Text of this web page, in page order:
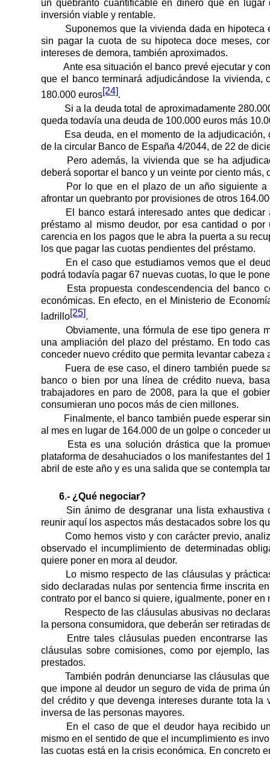
un quebranto cuantificable en dinero que en
inversión viable y rentable.
Suponemos que la vivienda dada en
sin pagar la cuota de su hipoteca doce meses,
intereses de demora, también aproximados.
Ante esa situación el banco prevé ejecutar y
que el banco terminará adjudicándose la
180.000 euros[24].
Si a la deuda total de aproximadamente
queda todavía una deuda de 100.000 euros más
Esa deuda, en el momento de la
de la circular Banco de España 4/2044, de 22 de
Pero además, la vivienda que se ha
deberá soportar el banco y un veinte por ciento
Por lo que en el plazo de un año siguiente
afrontar un quebranto por provisiones de otros
El banco estará interesado antes que
préstamo al mismo deudor, por esa cantidad o
carencia en los pagos que le abra la puerta a su
los que pagar las cuotas pendientes del préstamo.
En el caso que estudiamos vemos que el
podrá todavía pagar 67 nuevas cuotas, lo que le
Esta propuesta condescendencia del
económicas. En efecto, en el Ministerio de
ladrillo[25].
Obviamente, una fórmula de ese tipo genera
una ampliación del plazo del préstamo. En todo
conceder nuevo crédito que permita levantar cabeza
Fuera de ese caso, el dinero también puede
banco o bien por una línea de crédito nueva,
trabajadores en paro de 2008, para la que el
consumieran uno pocos más de cien millones.
Finalmente, el banco también puede esperar
al mes en lugar de 164.000 de un golpe o conceder
Esta es una solución drástica que la
plataforma de desahuciados o los manifestantes
abril de este año y es una salida que se contempla
6.- ¿Qué negociar?
Sin ánimo de desgranar una lista
reunir aquí los aspectos más destacados sobre los
Como hemos visto y con carácter previo,
observado el incumplimiento de determinadas
quiere poner en mora al deudor.
Lo mismo respecto de las cláusulas y
sido declaradas nulas por sentencia firme inscrita
contrato por el banco si quiere, igualmente, poner en
Respecto de las cláusulas abusivas no
la persona consumidora, que deberán ser retiradas
Entre tales cláusulas pueden encontrarse
cláusulas sobre comisiones, como por ejemplo,
prestados.
También podrán denunciarse las cláusulas
que impone al deudor un seguro de vida de prima
del crédito y que devenga intereses durante tota
inversa de las personas mayores.
En el caso de que el deudor haya recibido
mismo en el sentido de que el incumplimiento es
las cuotas está en la crisis económica. En concreto